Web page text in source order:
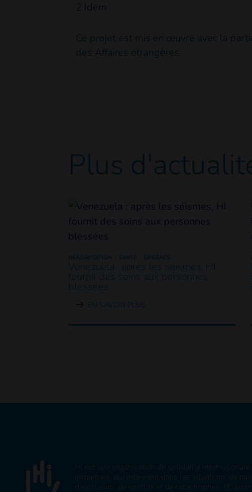
2 Idem
Ce projet est mis en œuvre avec la
des Affaires étrangères.
Plus
RÉADAPTATION SANTÉ URGENCE
Venezuela : après les séismes, HI
fournit des soins aux personnes
blessées
EN SAVOIR PLUS
HI est une organisation de solidarité internationale
impartiale, qui intervient dans les situations de
d’exclusion, de conflits et de catastrophes. Œuvrant